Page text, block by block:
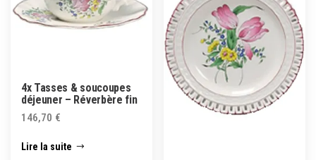
4x Tasses & soucoupes
déjeuner – Réverbère fin
146,70 €
Lire la suite